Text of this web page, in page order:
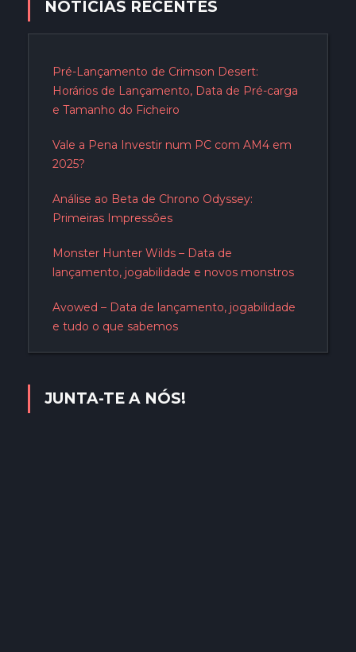
NOTICIAS RECENTES
Pré-Lançamento de Crimson Desert:
Horários de Lançamento, Data de Pré-carga
e Tamanho do Ficheiro
Vale a Pena Investir num PC com AM4 em
2025?
Análise ao Beta de Chrono Odyssey:
Primeiras Impressões
Monster Hunter Wilds – Data de
lançamento, jogabilidade e novos monstros
Avowed – Data de lançamento, jogabilidade
e tudo o que sabemos
JUNTA-TE A NÓS!